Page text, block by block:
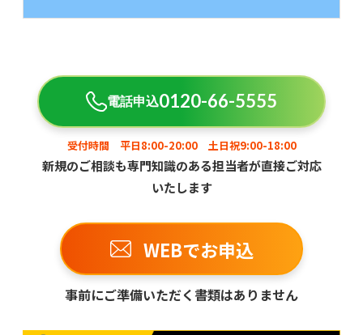
電話申込0120-66-5555
受付時間 平日8:00-20:00 土日祝9:00-18:00
新規のご相談も専門知識のある担当者が直接ご対応
いたします
WEBでお申込
事前にご準備いただく書類はありません